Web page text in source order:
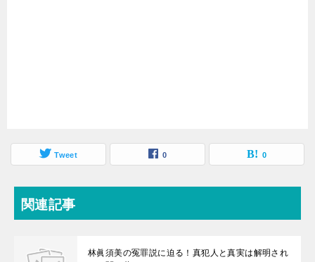
Tweet 0 0
関連記事
林眞須美の冤罪説に迫る！真犯人と真実は解明され